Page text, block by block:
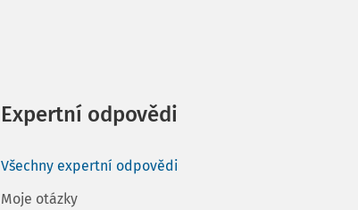
Expertní odpovědi
Všechny expertní odpovědi
Moje otázky